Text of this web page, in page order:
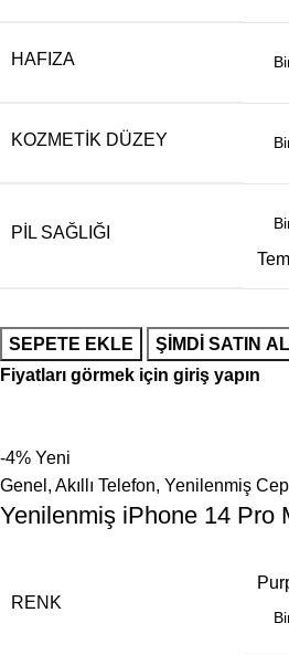
HAFIZA
KOZMETIK DÜZEY
PIL SAĞLIĞI
SEPETE EKLE
ŞIMDI SATIN AL
Fiyatları görmek için giriş yapın
-4% Yeni
Genel , Akıllı Telefon, Yenilenmiş
Yenilenmiş iPhone 14 Pro
RENK